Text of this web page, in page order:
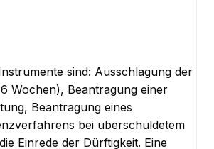
sind: Ausschlagung der
Wochen), Beantragung einer
Beantragung eines
bei überschuldetem
Einrede der Dürftigkeit. Eine